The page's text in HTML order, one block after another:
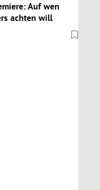
Auf wen
achten will